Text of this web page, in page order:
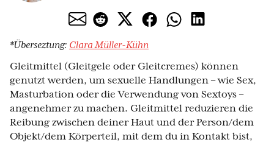
*Überseztung: Clara Müller-Kühn
Gleitmittel (Gleitgele oder Gleitcremes) können
genutzt werden, um sexuelle Handlungen – wie Sex,
Masturbation oder die Verwendung von Sextoys –
angenehmer zu machen. Gleitmittel reduzieren die
Reibung zwischen deiner Haut und der Person/dem
Objekt/dem Körperteil, mit dem du in Kontakt bist,